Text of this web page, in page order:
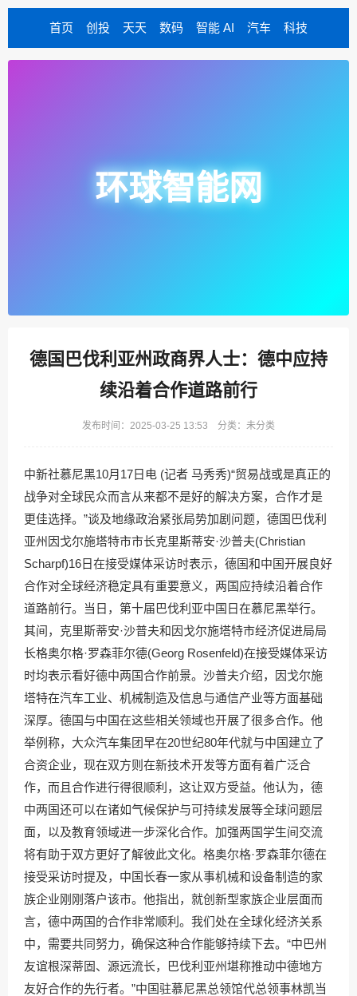
首页 创投 天天 数码 智能 AI 汽车 科技
环球智能网
德国巴伐利亚州政商界人士：德中应持
续沿着合作道路前行
发布时间：2025-03-25 13:53 分类：未分类
中新社慕尼黑10月17日电 (记者 马秀秀)“贸易战或是真正的
战争对全球民众而言从来都不是好的解决方案，合作才是
更佳选择。”谈及地缘政治紧张局势加剧问题，德国巴伐利
亚州因戈尔施塔特市市长克里斯蒂安·沙普夫(Christian
Scharpf)16日在接受媒体采访时表示，德国和中国开展良好
合作对全球经济稳定具有重要意义，两国应持续沿着合作
道路前行。当日，第十届巴伐利亚中国日在慕尼黑举行。
其间，克里斯蒂安·沙普夫和因戈尔施塔特市经济促进局局
长格奥尔格·罗森菲尔德(Georg Rosenfeld)在接受媒体采访
时均表示看好德中两国合作前景。沙普夫介绍，因戈尔施
塔特在汽车工业、机械制造及信息与通信产业等方面基础
深厚。德国与中国在这些相关领域也开展了很多合作。他
举例称，大众汽车集团早在20世纪80年代就与中国建立了
合资企业，现在双方则在新技术开发等方面有着广泛合
作，而且合作进行得很顺利，这让双方受益。他认为，德
中两国还可以在诸如气候保护与可持续发展等全球问题层
面，以及教育领域进一步深化合作。加强两国学生间交流
将有助于双方更好了解彼此文化。格奥尔格·罗森菲尔德在
接受采访时提及，中国长春一家从事机械和设备制造的家
族企业刚刚落户该市。他指出，就创新型家族企业层面而
言，德中两国的合作非常顺利。我们处在全球化经济关系
中，需要共同努力，确保这种合作能够持续下去。“中巴州
友谊根深蒂固、源远流长，巴伐利亚州堪称推动中德地方
友好合作的先行者。”中国驻慕尼黑总领馆代总领事林凯当